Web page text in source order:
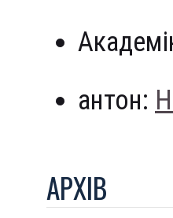
антон:
АРХIВ